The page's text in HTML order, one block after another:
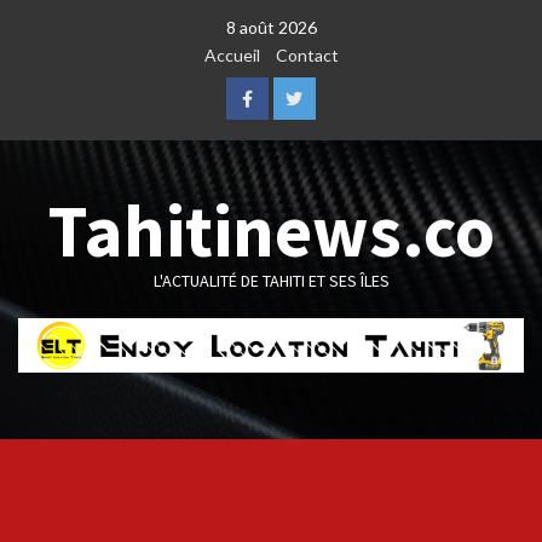
8 août 2026
Accueil
Contact
FacebookTwitter
Tahitinews.co
L'ACTUALITÉ DE TAHITI ET SES ÎLES